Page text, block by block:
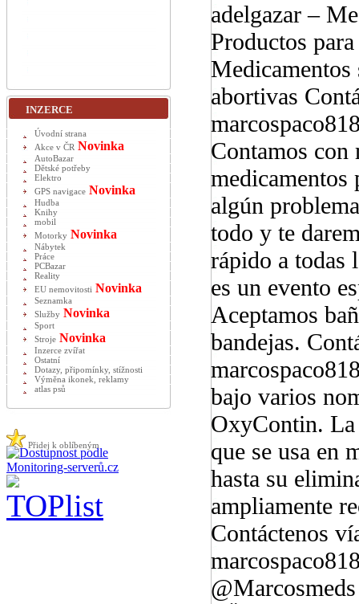
adelgazar –
Productos
Medicamentos
abortivas
Contamos con
medicamentos
algún
todo y te
rápido a todas
es un evento
Aceptamos
bandejas.
bajo varios
OxyContin. La
que se usa en
hasta su
ampliamente
Contáctenos
INZERCE
Úvodní strana
Akce v ČR Novinka
AutoBazar
Dětské potřeby
Elektro
GPS navigace Novinka
Hudba
Knihy
mobil
Motorky Novinka
Nábytek
Práce
PCBazar
Reality
EU nemovitosti Novinka
Seznamka
Služby Novinka
Sport
Stroje Novinka
Inzerce zvířat
Ostatní
Dotazy, připomínky, stížnosti
Výměna ikonek, reklamy
atlas psů
Přidej k oblíbeným